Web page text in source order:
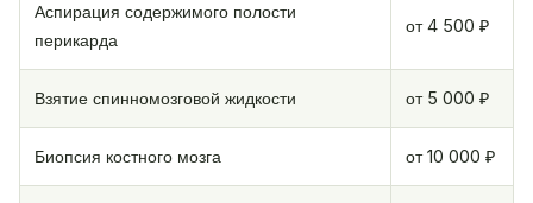
Аспирация содержимого полости
перикарда
от 4 500 ₽
Взятие спинномозговой жидкости от 5 000 ₽
Биопсия костного мозга от 10 000 ₽